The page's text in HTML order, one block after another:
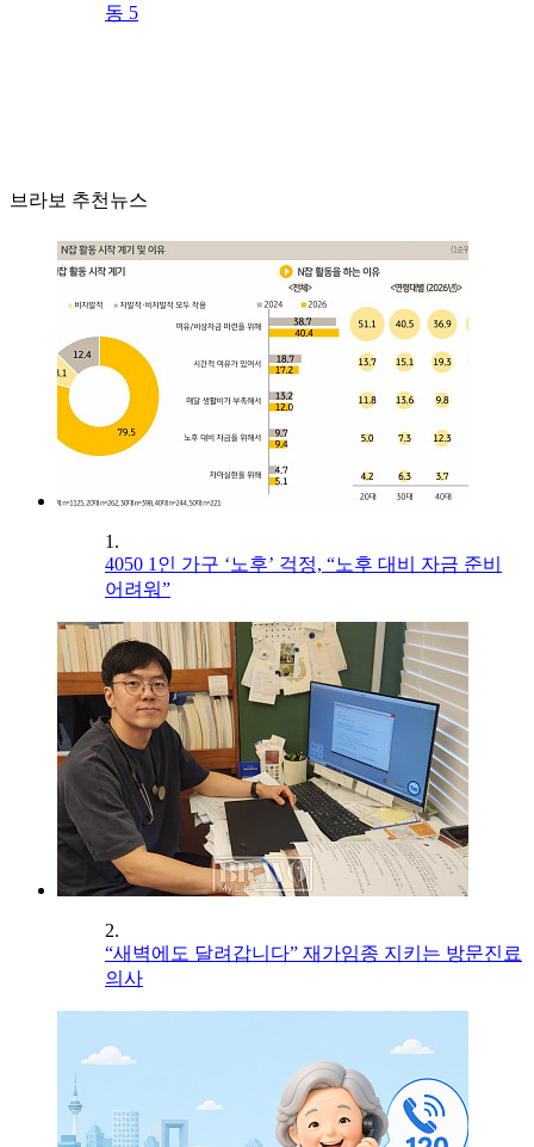
동 5
브라보 추천뉴스
1.
4050 1인 가구 ‘노후’ 걱정, “노후 대비 자금 준비
어려워”
2.
“새벽에도 달려갑니다” 재가임종 지키는 방문진료
의사